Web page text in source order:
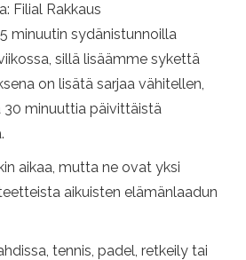
Filial Rakkaus
minuutin sydänistunnoilla
sillä lisäämme sykettä
on lisätä sarjaa vähitellen,
30 minuuttia päivittäistä
aikaa, mutta ne ovat yksi
aikuisten elämänlaadun
tennis, padel, retkeily tai